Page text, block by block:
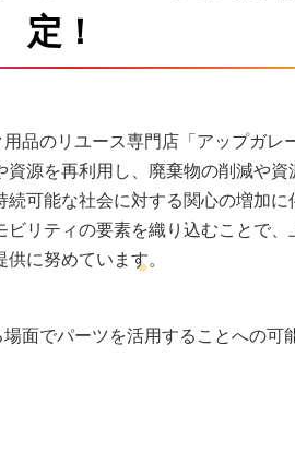
定！
品のリユース専門店「アップガレ
源を再利用し、廃棄物の削減や資
可能な社会に対する関心の増加
リティの要素を織り込むことで
に努めています。
面でパーツを活用することへの可